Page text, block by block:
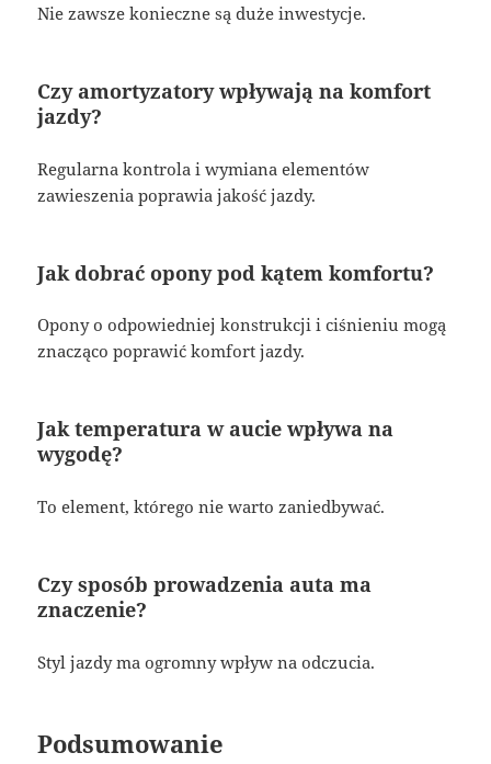
Nie zawsze konieczne są duże inwestycje.
Czy amortyzatory wpływają na komfort
jazdy?
Regularna kontrola i wymiana elementów
zawieszenia poprawia jakość jazdy.
Jak dobrać opony pod kątem komfortu?
Opony o odpowiedniej konstrukcji i ciśnieniu mogą
znacząco poprawić komfort jazdy.
Jak temperatura w aucie wpływa na
wygodę?
To element, którego nie warto zaniedbywać.
Czy sposób prowadzenia auta ma
znaczenie?
Styl jazdy ma ogromny wpływ na odczucia.
Podsumowanie